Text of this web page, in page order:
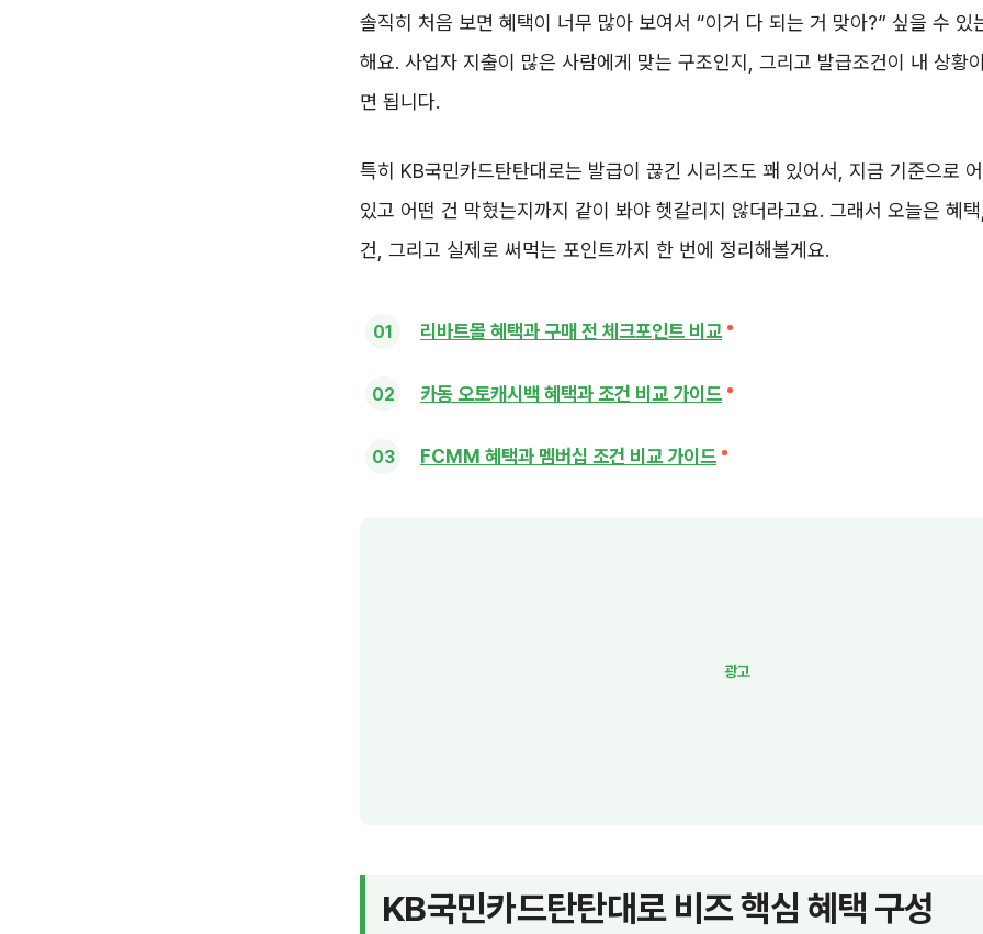
솔직히 처음 보면 혜택이 너무 많아 보여서 “이거 다 되는 거 맞아?” 싶을 수 있
해요. 사업자 지출이 많은 사람에게 맞는 구조인지, 그리고 발급조건이 내 상황
면 됩니다.
특히 KB국민카드탄탄대로는 발급이 끊긴 시리즈도 꽤 있어서, 지금 기준으로
있고 어떤 건 막혔는지까지 같이 봐야 헷갈리지 않더라고요. 그래서 오늘은 혜
건, 그리고 실제로 써먹는 포인트까지 한 번에 정리해볼게요.
리바트몰 혜택과 구매 전 체크포인트 비교
카동 오토캐시백 혜택과 조건 비교 가이드
FCMM 혜택과 멤버십 조건 비교 가이드
KB국민카드탄탄대로 비즈 핵심 혜택 구성